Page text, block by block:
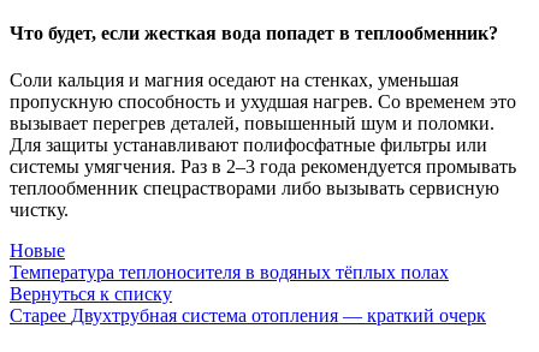
Что будет, если жесткая вода попадет в теплообменник?
Соли кальция и магния оседают на стенках, уменьшая
пропускную способность и ухудшая нагрев. Со временем это
вызывает перегрев деталей, повышенный шум и поломки.
Для защиты устанавливают полифосфатные фильтры или
системы умягчения. Раз в 2–3 года рекомендуется промывать
теплообменник спецрастворами либо вызывать сервисную
чистку.
Новые
Температура теплоносителя в водяных тёплых полах
Вернуться к списку
Старее Двухтрубная система отопления — краткий очерк